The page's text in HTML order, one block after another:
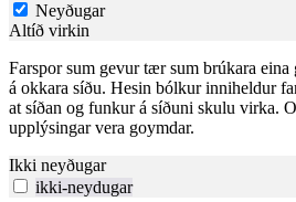
Neyðugar
Altíð virkin
Farspor sum gevur tær sum brúkara
á okkara síðu. Hesin bólkur inniheldur
at síðan og funkur á síðuni skulu virka.
upplýsingar vera goymdar.
Ikki neyðugar
ikki-neydugar